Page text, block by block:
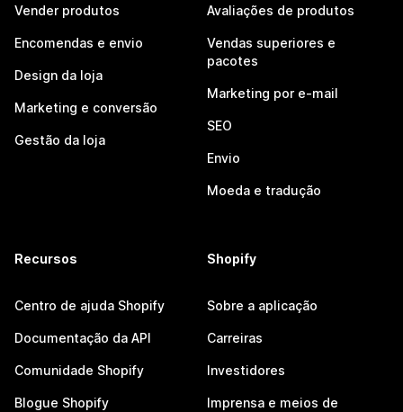
Vender produtos
Encomendas e envio
Design da loja
Marketing e conversão
Gestão da loja
Avaliações de produtos
Vendas superiores e
pacotes
Marketing por e-mail
SEO
Envio
Moeda e tradução
Recursos
Centro de ajuda Shopify
Documentação da API
Comunidade Shopify
Blogue Shopify
Shopify
Sobre a aplicação
Carreiras
Investidores
Imprensa e meios de